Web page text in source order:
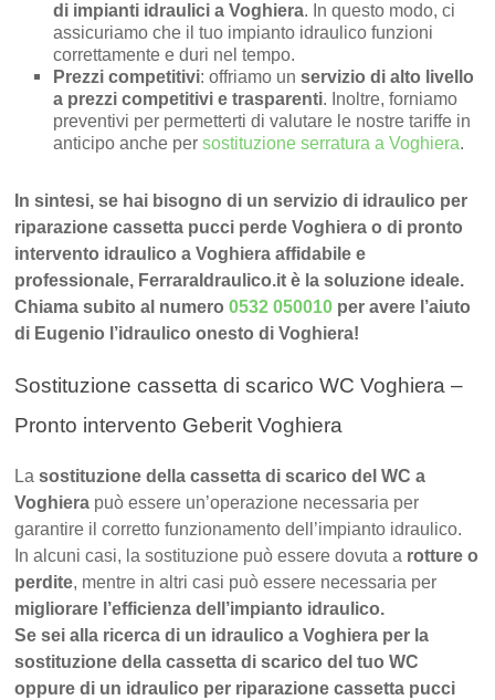
di impianti idraulici a Voghiera. In questo modo, ci
assicuriamo che il tuo impianto idraulico funzioni
correttamente e duri nel tempo.
Prezzi competitivi: offriamo unservizio di alto livello
a prezzi competitivi e trasparenti. Inoltre, forniamo
preventivi per permetterti di valutare le nostre tariffe in
anticipo anche persostituzione serratura a Voghiera.
In sintesi, se hai bisogno di un servizio di idraulico per
riparazione cassetta pucci perde Voghiera o di pronto
intervento idraulico a Voghiera affidabile e
professionale, FerraraIdraulico.it è la soluzione ideale.
Chiama subito al numero0532 050010 per avere l’aiuto
di Eugenio l’idraulico onesto di Voghiera!
Sostituzione cassetta di scarico WC Voghiera –
Pronto intervento Geberit Voghiera
Lasostituzione della cassetta di scarico del WC a
Voghiera può essere un’operazione necessaria per
garantire il corretto funzionamento dell’impianto idraulico.
In alcuni casi, la sostituzione può essere dovuta a rotture o
perdite, mentre in altri casi può essere necessaria per
migliorare l’efficienza dell’impianto idraulico.
Se sei alla ricerca di un idraulico a Voghiera per la
sostituzione della cassetta di scarico del tuo WC
oppure di un idraulico per riparazione cassetta pucci